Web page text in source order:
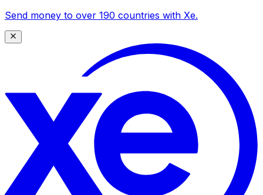
Send money to over 190 countries with Xe.